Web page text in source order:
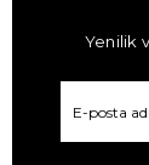
Yenilik